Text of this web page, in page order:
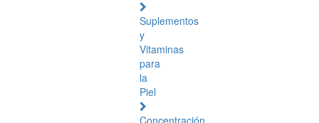
Suplementos
y
Vitaminas
para
la
Piel
Concentración